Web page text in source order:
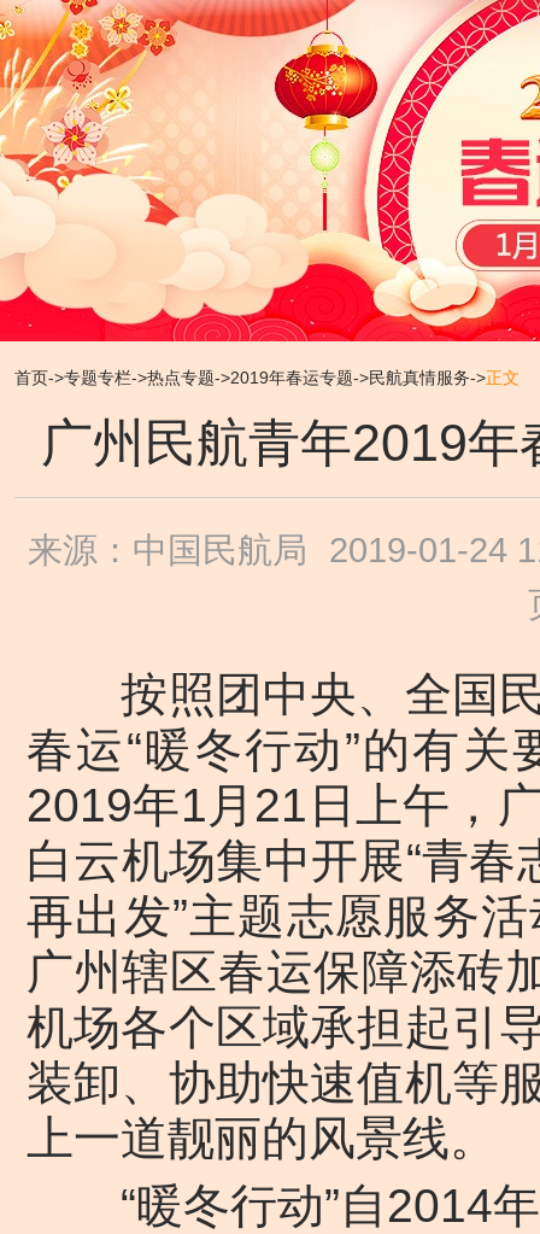
首页->专题专栏->热点专题->2019年春运专题->民航真情服务->正文
广州民航青年2019
来源：中国民航局
2019-01-24
按照团中央、全国民
春运“暖冬行动”的有
2019年1月21日上午，
白云机场集中开展“青
再出发”主题志愿服务
广州辖区春运保障添砖
机场各个区域承担起引
装卸、协助快速值机等
上一道靓丽的风景线。
“暖冬行动”自2014年